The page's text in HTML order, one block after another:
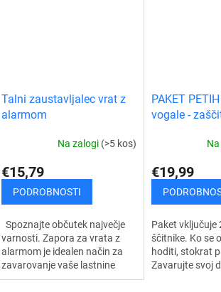
Talni zaustavljalec vrat z
alarmom
Na zalogi (>5 kos)
€15,79
PODROBNOSTI
Spoznajte občutek največje
varnosti. Zapora za vrata z
alarmom je idealen način za
zavarovanje vaše lastnine
pred nepooblaščenimi
PAKET
vogale -
€19,99
Paket vključuje
ščitnike. Ko se
hoditi, stokrat
Zavarujte svoj